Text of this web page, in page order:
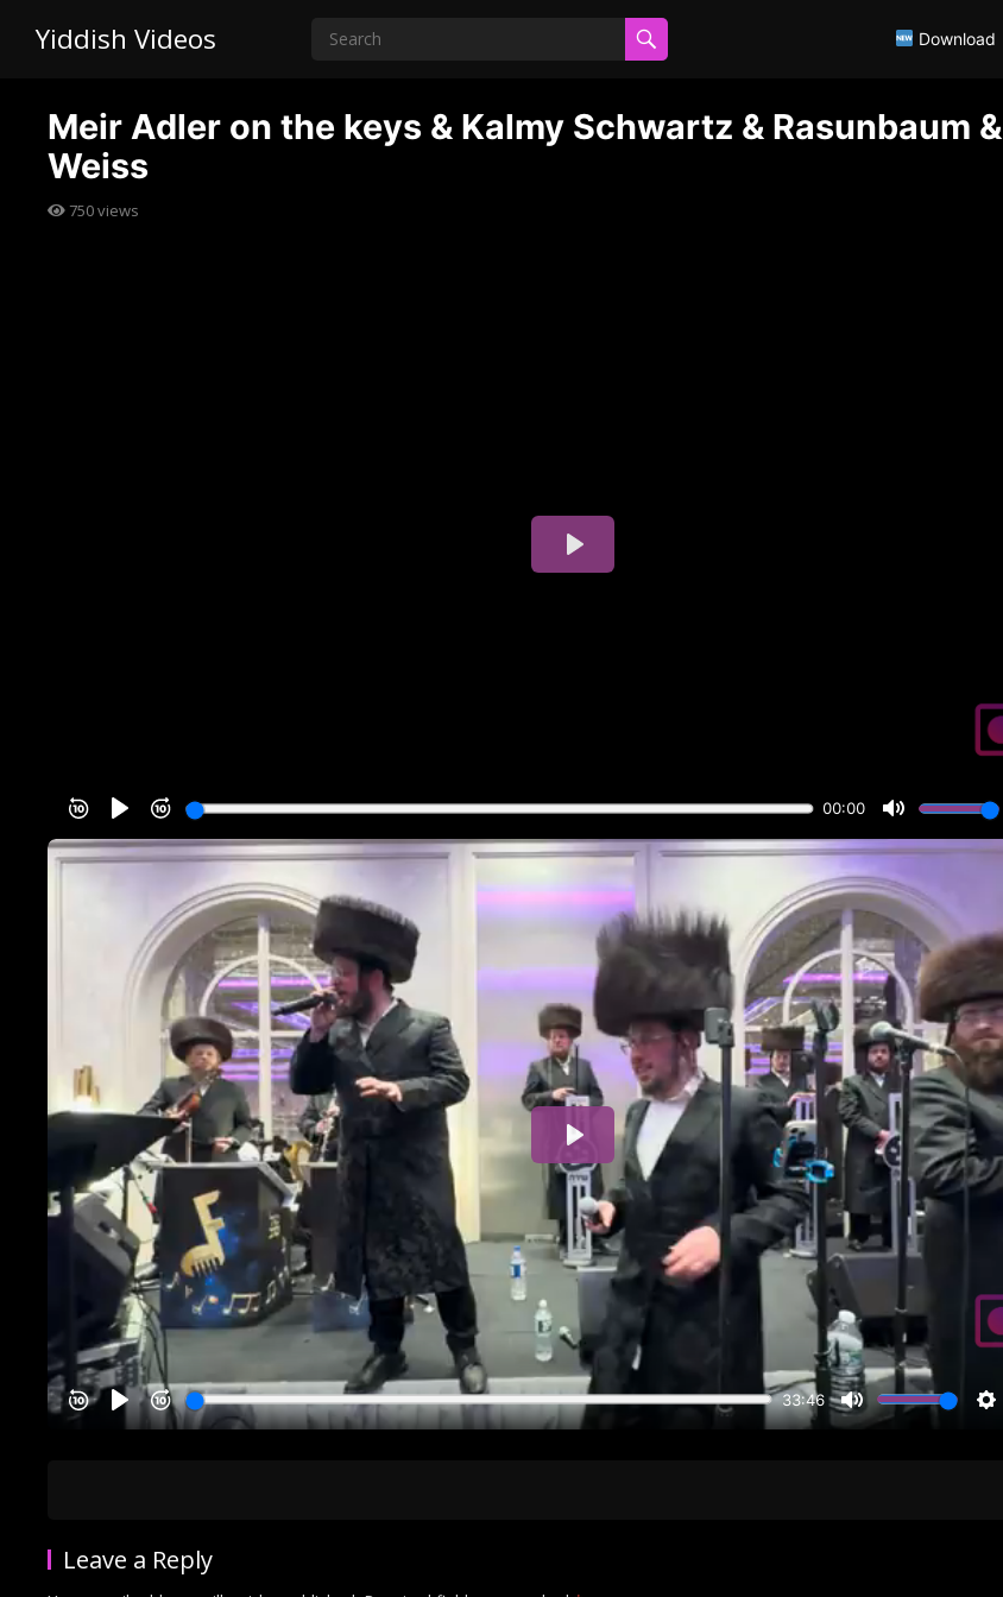
Yiddish Videos Download
Meir Adler on the keys & Kalmy Schwartz & Rasunbaum &
Weiss
750views
Leave a Reply